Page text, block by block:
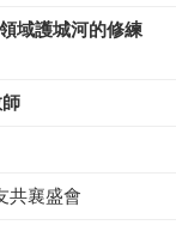
域護城河的修練
共襄盛會